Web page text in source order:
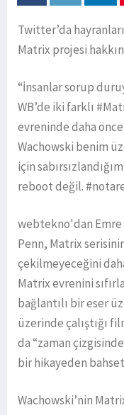
Twitter’da
Matrix projesi
“İnsanlar sorup
WB’de iki farklı
evreninde daha
Wachowski benim
için
reboot değil.
webtekno'dan
Penn, Matrix
çekilmeyeceğini
Matrix evrenini
bağlantılı bir eser
üzerinde çalıştığı
da “zaman
bir hikayeden
Wachowski’nin